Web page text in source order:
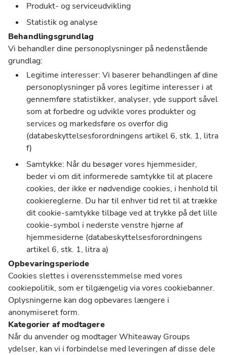
Produkt- og serviceudvikling
Statistik og analyse
Behandlingsgrundlag
Vi behandler dine personoplysninger på nedenstående
grundlag:
Legitime interesser: Vi baserer behandlingen af dine
personoplysninger på vores legitime interesser i at
gennemføre statistikker, analyser, yde support såvel
som at forbedre og udvikle vores produkter og
services og markedsføre os overfor dig
(databeskyttelsesforordningens artikel 6, stk. 1, litra
f)
Samtykke: Når du besøger vores hjemmesider,
beder vi om dit informerede samtykke til at placere
cookies, der ikke er nødvendige cookies, i henhold til
cookiereglerne. Du har til enhver tid ret til at trække
dit cookie-samtykke tilbage ved at trykke på det lille
cookie-symbol i nederste venstre hjørne af
hjemmesiderne (databeskyttelsesforordningens
artikel 6, stk. 1, litra a)
Opbevaringsperiode
Cookies slettes i overensstemmelse med vores
cookiepolitik, som er tilgængelig via vores cookiebanner.
Oplysningerne kan dog opbevares længere i
anonymiseret form.
Kategorier af modtagere
Når du anvender og modtager Whiteaway Groups
ydelser, kan vi i forbindelse med leveringen af disse dele